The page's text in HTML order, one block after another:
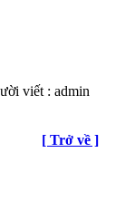
viết : admin
[ Trở về ]